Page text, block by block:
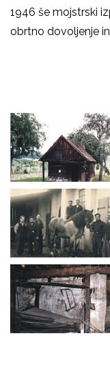
1946 še mojstrski
obrtno dovoljenje